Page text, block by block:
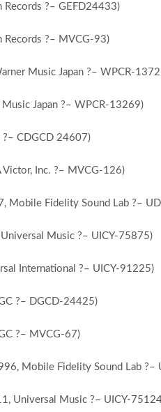
Records ?– GEFD24433)
Records ?– MVCG-93)
Music Japan ?– WPCR-
Japan ?– WPCR-13269)
?– CDGCD 24607)
Victor, Inc. ?– MVCG-126)
Mobile Fidelity Sound Lab ?–
Music ?– UICY-75875)
International ?– UICY-91225)
?– DGCD-24425)
?– MVCG-67)
Mobile Fidelity Sound Lab ?–
Universal Music ?– UICY-